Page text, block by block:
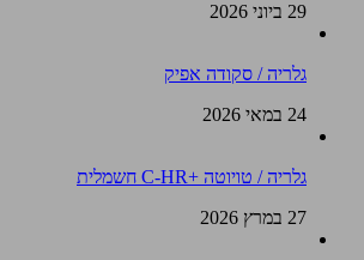
29 ביוני 2026
גלריה / סקודה אפיק
24 במאי 2026
גלריה / טויוטה +C-HR חשמלית
27 במרץ 2026